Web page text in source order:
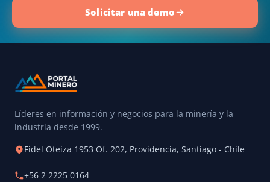
Solicitar una demo
Líderes en información y negocios para la minería y la
industria desde 1999.
Fidel Oteíza 1953 Of. 202, Providencia, Santiago - Chile
+56 2 2225 0164